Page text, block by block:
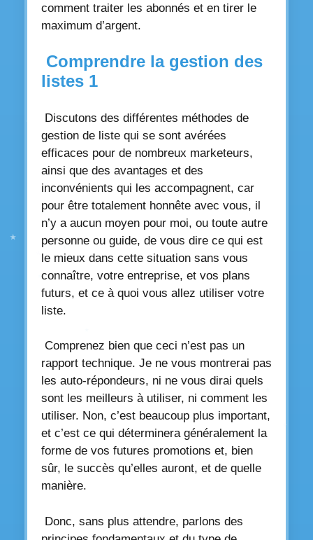
comment traiter les abonnés et en tirer le
maximum d’argent.
Comprendre la gestion des
listes 1
Discutons des différentes méthodes de
gestion de liste qui se sont avérées
efficaces pour de nombreux marketeurs,
ainsi que des avantages et des
inconvénients qui les accompagnent, car
pour être totalement honnête avec vous, il
n’y a aucun moyen pour moi, ou toute autre
personne ou guide, de vous dire ce qui est
le mieux dans cette situation sans vous
connaître, votre entreprise, et vos plans
futurs, et ce à quoi vous allez utiliser votre
liste.
Comprenez bien que ceci n’est pas un
rapport technique. Je ne vous montrerai pas
les auto-répondeurs, ni ne vous dirai quels
sont les meilleurs à utiliser, ni comment les
utiliser. Non, c’est beaucoup plus important,
et c’est ce qui déterminera généralement la
forme de vos futures promotions et, bien
sûr, le succès qu’elles auront, et de quelle
manière.
Donc, sans plus attendre, parlons des